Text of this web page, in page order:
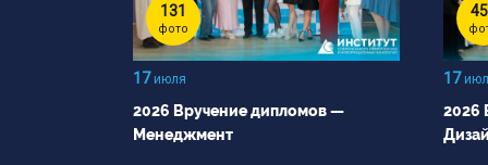
131
фото
17 июля
2026 Вручение дипломов —
Менеджмент
17
2026